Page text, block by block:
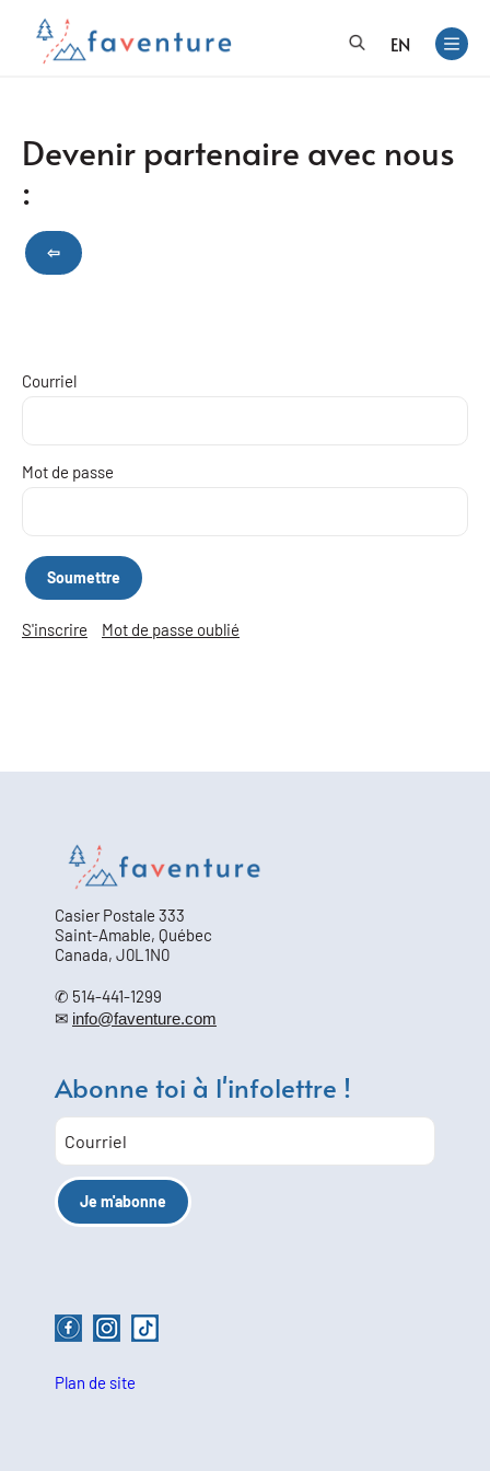
EN
Devenir partenaire avec nous
:
⇦
Courriel
Mot de passe
S'inscrire Mot de passe oublié
Casier Postale 333
Saint-Amable, Québec
Canada, J0L1N0
✆ 514-441-1299
✉ info@faventure.com
Abonne toi à l'infolettre !
Plan de site